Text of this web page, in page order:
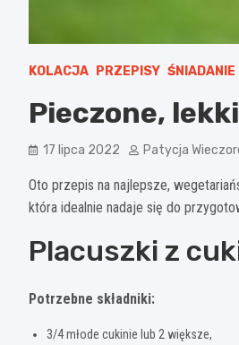
KOLACJA PRZEPISY ŚNIADANIE
Pieczone,
17 lipca 2022 Patycja
Oto przepis na najlepsze,
która idealnie nadaje się do
Placuszki z
Potrzebne składniki:
3/4 młode cukinie lub 2 większe,